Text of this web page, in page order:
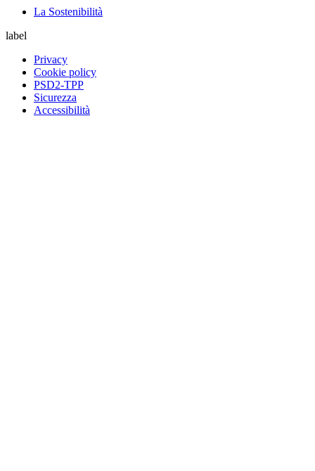
La Sostenibilità
label
Privacy
Cookie policy
PSD2-TPP
Sicurezza
Accessibilità